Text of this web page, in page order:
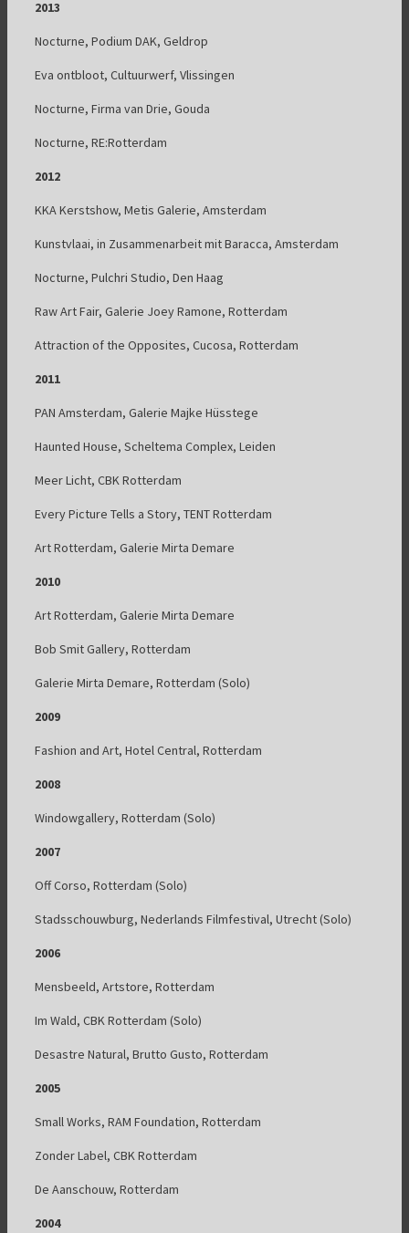
2013
Nocturne, Podium DAK, Geldrop
Eva ontbloot, Cultuurwerf, Vlissingen
Nocturne, Firma van Drie, Gouda
Nocturne, RE:Rotterdam
2012
KKA Kerstshow, Metis Galerie, Amsterdam
Kunstvlaai, in Zusammenarbeit mit Baracca, Amsterdam
Nocturne, Pulchri Studio, Den Haag
Raw Art Fair, Galerie Joey Ramone, Rotterdam
Attraction of the Opposites, Cucosa, Rotterdam
2011
PAN Amsterdam, Galerie Majke Hüsstege
Haunted House, Scheltema Complex, Leiden
Meer Licht, CBK Rotterdam
Every Picture Tells a Story, TENT Rotterdam
Art Rotterdam, Galerie Mirta Demare
2010
Art Rotterdam, Galerie Mirta Demare
Bob Smit Gallery, Rotterdam
Galerie Mirta Demare, Rotterdam (Solo)
2009
Fashion and Art, Hotel Central, Rotterdam
2008
Windowgallery, Rotterdam (Solo)
2007
Off Corso, Rotterdam (Solo)
Stadsschouwburg, Nederlands Filmfestival, Utrecht (Solo)
2006
Mensbeeld, Artstore, Rotterdam
Im Wald, CBK Rotterdam (Solo)
Desastre Natural, Brutto Gusto, Rotterdam
2005
Small Works, RAM Foundation, Rotterdam
Zonder Label, CBK Rotterdam
De Aanschouw, Rotterdam
2004